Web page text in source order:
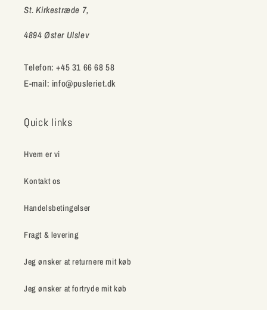
St. Kirkestræde 7,
4894 Øster Ulslev
Telefon: +45 31 66 68 58
E-mail: info@pusleriet.dk
Quick links
Hvem er vi
Kontakt os
Handelsbetingelser
Fragt & levering
Jeg ønsker at returnere mit køb
Jeg ønsker at fortryde mit køb